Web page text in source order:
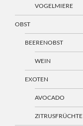
VOGELMIERE
OBST
BEERENOBST
WEIN
EXOTEN
AVOCADO
ZITRUSFRÜCHTE